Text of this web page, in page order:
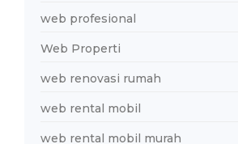
web profesional
Web Properti
web renovasi rumah
web rental mobil
web rental mobil murah